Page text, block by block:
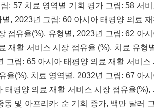
: 57 치료 영역별 기회 평가 그림: 58 서
, 2023년 그림: 60 아시아 태평양 의료
점유율(%), 유형별, 2023년 그림: 62 아
재활 서비스 시장 점유율 (%), 치료 유형
그림: 65 아시아 태평양 의료 재활 서비스
율(%), 치료 영역별, 2032년 그림: 67 아
평양 의료 재활 서비스 시장 점유율(%),
및 아프리카: 순 기회 증가, 백만 달러